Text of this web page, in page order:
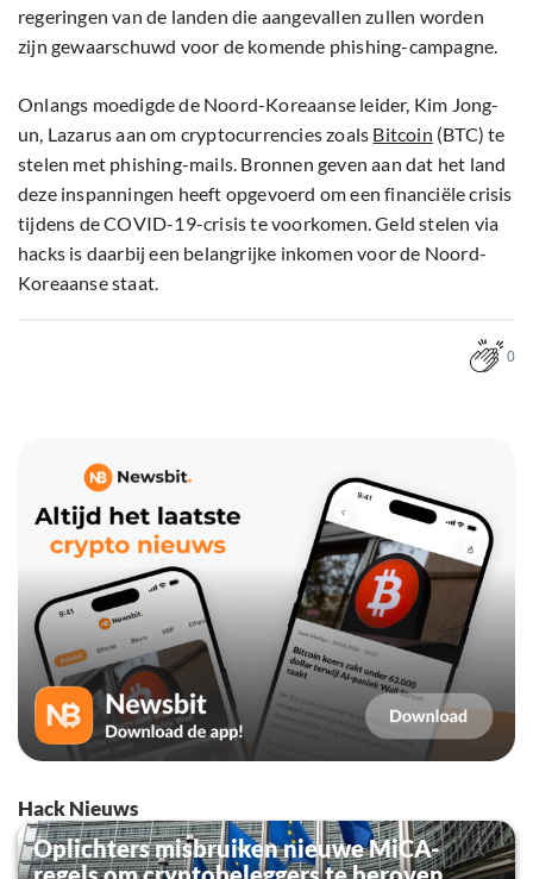
regeringen van de landen die aangevallen zullen worden
zijn gewaarschuwd voor de komende phishing-campagne.
Onlangs moedigde de Noord-Koreaanse leider, Kim Jong-
un, Lazarus aan om cryptocurrencies zoals Bitcoin (BTC) te
stelen met phishing-mails. Bronnen geven aan dat het land
deze inspanningen heeft opgevoerd om een financiële crisis
tijdens de COVID-19-crisis te voorkomen. Geld stelen via
hacks is daarbij een belangrijke inkomen voor de Noord-
Koreaanse staat.
0
Hack Nieuws
Oplichters misbruiken nieuwe MiCA-